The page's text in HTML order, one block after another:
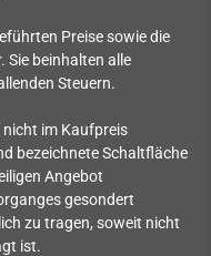
Preise sowie die
Sie beinhalten alle
Steuern.
nicht im Kaufpreis
bezeichnete Schaltfläche
Angebot
gesondert
zu tragen, soweit nicht
ist.